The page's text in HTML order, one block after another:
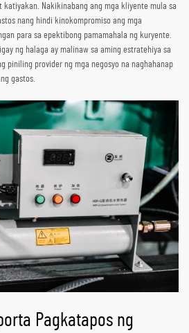
katiyakan. Nakikinabang ang mga kliyente mula sa
nang hindi kinokompromiso ang mga
para sa epektibong pamamahala ng kuryente.
ng halaga ay malinaw sa aming estratehiya sa
piniling provider ng mga negosyo na naghahanap
gastos.
Pagkatapos ng